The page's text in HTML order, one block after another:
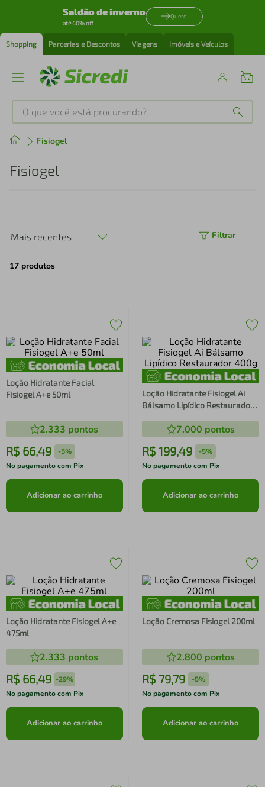
Saldão de inverno
até 40% off
Quero
Shopping Parcerias e Descontos Viagens Imóveis e Veículos
O que você está procurando?
Fisiogel
Fisiogel
Mais recentes Filtrar
17 produtos
Loção Hidratante Facial
Fisiogel A+e 50ml
2.333 pontos
R$ 66,49 -5%
No pagamento com Pix
Adicionar ao carrinho
Loção Hidratante Fisiogel Ai
Bálsamo Lipídico Restaurador
7.000 pontos
R$ 199,49 -5%
No pagamento com Pix
Adicionar ao carrinho
Loção Hidratante Fisiogel A+e
475ml
2.333 pontos
R$ 66,49 -29%
No pagamento com Pix
Adicionar ao carrinho
Loção Cremosa Fisiogel 200ml
2.800 pontos
R$ 79,79 -5%
No pagamento com Pix
Adicionar ao carrinho
Produtos mais buscados
tenis
perfume
4º air fryer